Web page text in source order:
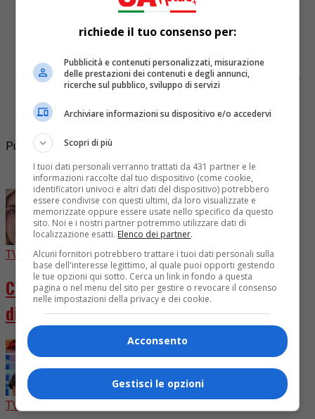
Il Triangolo rilascia il nuovo singolo
“Storie di lacrime”
Quest'ultimo singolo "Storie di Lacrime" promette di
mantenere intatto il marchio distintivo de Il
Triangolo: una miscela di suoni vintage e moderni,
raccontando storie di vita...
Pubblicità
I più letti
TV 3 giorni fa
Chiara Ferragni diventa attrice in “Come
distruggere l’ex”
TV
richiede il tuo consenso per:
Pubblicità e contenuti personalizzati, misurazione
delle prestazioni dei contenuti e degli annunci,
ricerche sul pubblico, sviluppo di servizi
Archiviare informazioni su dispositivo e/o accedervi
Scopri di più
I tuoi dati personali verranno trattati da 431 partner e le
informazioni raccolte dal tuo dispositivo (come cookie,
identificatori univoci e altri dati del dispositivo) potrebbero
essere condivise con questi ultimi, da loro visualizzate e
memorizzate oppure essere usate nello specifico da questo
sito. Noi e i nostri partner potremmo utilizzare dati di
localizzazione esatti. Elenco dei partner.
Alcuni fornitori potrebbero trattare i tuoi dati personali sulla
base dell'interesse legittimo, al quale puoi opporti gestendo
le tue opzioni qui sotto. Cerca un link in fondo a questa
pagina o nel menu del sito per gestire o revocare il consenso
nelle impostazioni della privacy e dei cookie.
Acconsento
Gestisci le opzioni